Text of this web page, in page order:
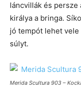
láncvillák és
királya a bringa.
jó tempót lehet
súlyt.
Merida Scultura 903 –